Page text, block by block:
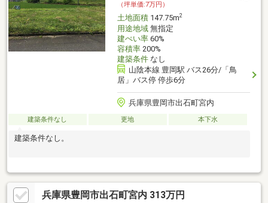
（坪単価:7万円）
土地面積147.75m2
用途地域無指定
建ぺい率60%
容積率200%
建築条件なし
山陰本線 豊岡駅 バス26分/「鳥
居」バス停 停歩6分
兵庫県豊岡市出石町宮内
建築条件なし 更地 本下水
建築条件なし。
兵庫県豊岡市出石町宮内 313万円